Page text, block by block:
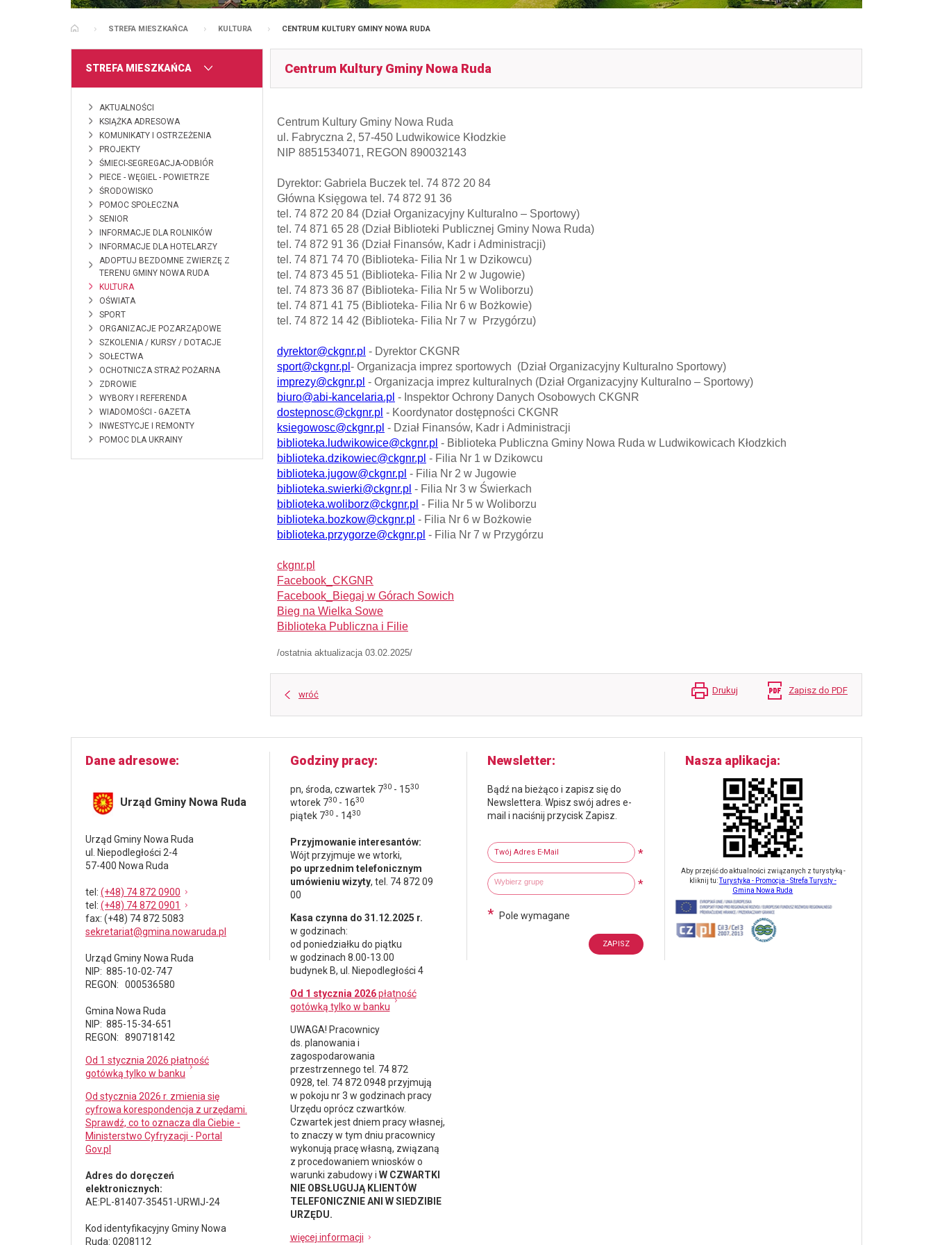
STRONA GŁÓWNA
STREFA MIESZKAŃCA KULTURA CENTRUM KULTURY GMINY NOWA RUDA
MENU
STREFA MIESZKAŃCA
AKTUALNOŚCI
KSIĄŻKA ADRESOWA
KOMUNIKATY I OSTRZEŻENIA
PROJEKTY
ŚMIECI-SEGREGACJA-ODBIÓR
PIECE - WĘGIEL - POWIETRZE
ŚRODOWISKO
POMOC SPOŁECZNA
SENIOR
INFORMACJE DLA ROLNIKÓW
INFORMACJE DLA HOTELARZY
ADOPTUJ BEZDOMNE ZWIERZĘ Z
TERENU GMINY NOWA RUDA
KULTURA
OŚWIATA
SPORT
ORGANIZACJE POZARZĄDOWE
SZKOLENIA / KURSY / DOTACJE
SOŁECTWA
OCHOTNICZA STRAŻ POŻARNA
ZDROWIE
WYBORY I REFERENDA
WIADOMOŚCI - GAZETA
INWESTYCJE I REMONTY
POMOC DLA UKRAINY
Centrum Kultury Gminy Nowa Ruda
Centrum Kultury Gminy Nowa Ruda
ul. Fabryczna 2, 57-450 Ludwikowice Kłodzkie
NIP 8851534071, REGON 890032143
Dyrektor: Gabriela Buczek tel. 74 872 20 84
Główna Księgowa tel. 74 872 91 36
tel. 74 872 20 84 (Dział Organizacyjny Kulturalno – Sportowy)
tel. 74 871 65 28 (Dział Biblioteki Publicznej Gminy Nowa Ruda)
tel. 74 872 91 36 (Dział Finansów, Kadr i Administracji)
tel. 74 871 74 70 (Biblioteka- Filia Nr 1 w Dzikowcu)
tel. 74 873 45 51 (Biblioteka- Filia Nr 2 w Jugowie)
tel. 74 873 36 87 (Biblioteka- Filia Nr 5 w Woliborzu)
tel. 74 871 41 75 (Biblioteka- Filia Nr 6 w Bożkowie)
tel. 74 872 14 42 (Biblioteka- Filia Nr 7 w Przygórzu)
dyrektor@ckgnr.pl - Dyrektor CKGNR
sport@ckgnr.pl - Organizacja imprez sportowych (Dział Organizacyjny Kulturalno Sportowy)
imprezy@ckgnr.pl - Organizacja imprez kulturalnych (Dział Organizacyjny Kulturalno – Sportowy)
biuro@abi-kancelaria.pl - Inspektor Ochrony Danych Osobowych CKGNR
dostepnosc@ckgnr.pl - Koordynator dostępności CKGNR
ksiegowosc@ckgnr.pl - Dział Finansów, Kadr i Administracji
biblioteka.ludwikowice@ckgnr.pl - Biblioteka Publiczna Gminy Nowa Ruda w Ludwikowicach Kłodzkich
biblioteka.dzikowiec@ckgnr.pl - Filia Nr 1 w Dzikowcu
biblioteka.jugow@ckgnr.pl - Filia Nr 2 w Jugowie
biblioteka.swierki@ckgnr.pl - Filia Nr 3 w Świerkach
biblioteka.woliborz@ckgnr.pl - Filia Nr 5 w Woliborzu
biblioteka.bozkow@ckgnr.pl - Filia Nr 6 w Bożkowie
biblioteka.przygorze@ckgnr.pl - Filia Nr 7 w Przygórzu
ckgnr.pl
Facebook_CKGNR
Facebook_Biegaj w Górach Sowich
Bieg na Wielka Sowe
Biblioteka Publiczna i Filie
/ostatnia aktualizacja 03.02.2025/
wróć Drukuj Zapisz do PDF
Dane adresowe
Urząd Gminy Nowa Ruda
Urząd Gminy Nowa Ruda
ul. Niepodległości 2-4
57-400 Nowa Ruda
tel : (+48) 74 872 0900
tel : (+48) 74 872 0901
fax: (+48) 74 872 5083
sekretariat@gmina.nowaruda.pl
Urząd Gminy Nowa Ruda
NIP: 885-10-02-747
REGON: 000536580
Gmina Nowa Ruda
NIP: 885-15-34-651
REGON: 890718142
Od 1 stycznia 2026 płatność
gotówką tylko w banku
Od stycznia 2026 r. zmienia się
cyfrowa korespondencja z urzędami.
Sprawdź, co to oznacza dla Ciebie -
Ministerstwo Cyfryzacji - Portal
Gov.pl
Adres do doręczeń
elektronicznych:
AE:PL-81407-35451-URWIJ-24
Kod identyfikacyjny Gminy Nowa
Ruda: 0208112
Godziny pracy
pn, środa, czwartek 730- 1530
wtorek 730- 1630
piątek 730- 1430
Przyjmowanie interesantów:
Wójt przyjmuje we wtorki,
po uprzednim telefonicznym
umówieniu wizyty, tel. 74 872 09
00
Kasa czynna do 31.12.2025 r.
w godzinach:
od poniedziałku do piątku
w godzinach 8.00-13.00
budynek B, ul. Niepodległości 4
Od 1 stycznia 2026płatność
gotówką tylko w banku
UWAGA! Pracownicy
ds. planowania i
zagospodarowania
przestrzennego tel. 74 872
0928, tel. 74 872 0948 przyjmują
w pokoju nr 3 w godzinach pracy
Urzędu oprócz czwartków.
Czwartek jest dniem pracy własnej,
to znaczy w tym dniu pracownicy
wykonują pracę własną, związaną
z procedowaniem wniosków o
warunki zabudowy i W CZWARTKI
NIE OBSŁUGUJĄ KLIENTÓW
TELEFONICZNIE ANI W SIEDZIBIE
URZĘDU.
więcej informacji
Newsletter
Bądź na bieżąco i zapisz się do
Newslettera. Wpisz swój adres e-
mail i naciśnij przycisk Zapisz.
Twój adres e-mail
*
Wybierz grupy tematyczne *
Wpisz wyszukiwaną fraze
* Pole wymagane
Nasza aplikacja
Aby przejść do aktualności związanych z turystyką -
kliknij tu:Turystyka - Promocja - Strefa Turysty -
Gmina Nowa Ruda